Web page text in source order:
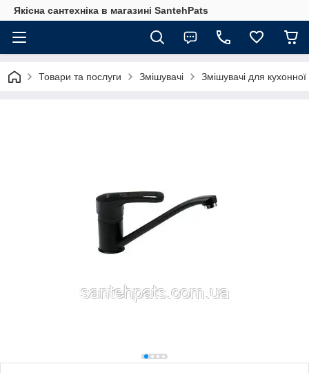
Якісна сантехніка в магазині SantehPats
Товари та послуги Змішувачі Змішувачі для